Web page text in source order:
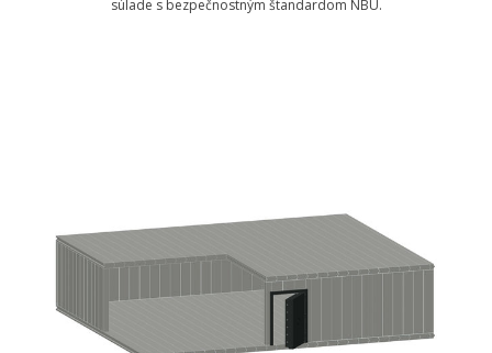
súlade s bezpečnostným štandardom NBÚ.